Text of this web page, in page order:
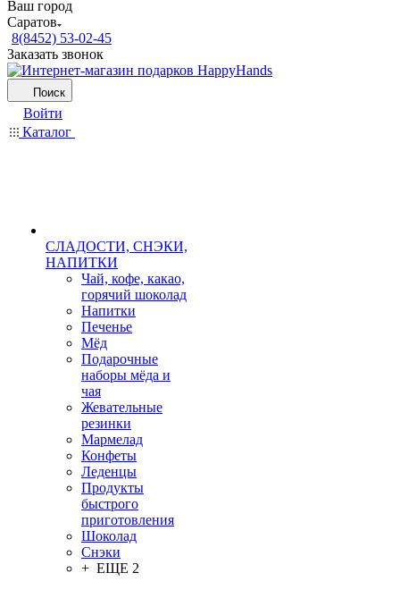
Ваш город
Саратов
8(8452) 53-02-45
Заказать звонок
Поиск
Войти
Каталог
СЛАДОСТИ, СНЭКИ,
НАПИТКИ
Чай, кофе, какао,
горячий шоколад
Напитки
Печенье
Мёд
Подарочные
наборы мёда и
чая
Жевательные
резинки
Мармелад
Конфеты
Леденцы
Продукты
быстрого
приготовления
Шоколад
Снэки
+ ЕЩЕ 2